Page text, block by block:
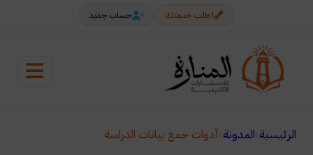
اطلب خدمتك حساب جديد
الرئيسية المدونة أدوات جمع بيانات الدراسة